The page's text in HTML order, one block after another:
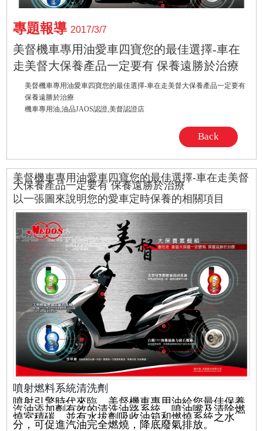
專題報導2017/3/7
美督機車專用油愛車四寶您的最佳選擇-車在
走美督大保養產品一定要有 保養遠勝於治療
美督機車專用油愛車四寶您的最佳選擇-車在走美督大保養產品一定要有
保養遠勝於治療
機車專用油,油品JAOS認證,美督認證店
Back
美督機車專用油愛車四寶您的最佳選擇-車在走美督
大保養產品一定要有 保養遠勝於治療
以一張圖來說明您的愛車定時保養的相關項目
噴射燃料系統清洗劑
噴射引擎時代來臨，美督機車專用油給您最佳保養
汽油添加劑有效的清洗油路系統，噴油嘴及清除燃
燒室積碳，並有水拔劑吸收油箱和燃燒系統之水
分，可促進汽油完全燃燒，降底廢氣排放。